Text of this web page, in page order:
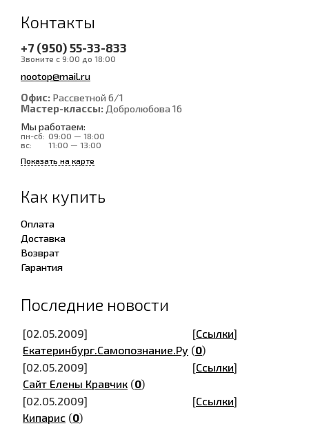
Контакты
+7 (950) 55-33-833
Звоните с 9:00 до 18:00
nootop@mail.ru
Офис: Рассветной 6/1
Мастер-классы: Добролюбова 16
Мы работаем:
пн-сб: 09:00 — 18:00
вс:
11:00 — 13:00
Показать на карте
Как купить
Оплата
Доставка
Возврат
Гарантия
Последние новости
[02.05.2009] [Ссылки]
Екатеринбург.Самопознание.Ру (0)
[02.05.2009]
[Ссылки]
Сайт Елены Кравчик (0)
[02.05.2009]
[Ссылки]
Кипарис (0)